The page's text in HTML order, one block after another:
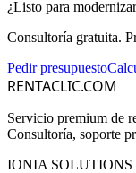
¿Listo para
Consultoría gratuita.
Pedir presupuesto
RENTACLIC.COM
Servicio premium de
Consultoría, soporte
IONIA SOLUTIONS